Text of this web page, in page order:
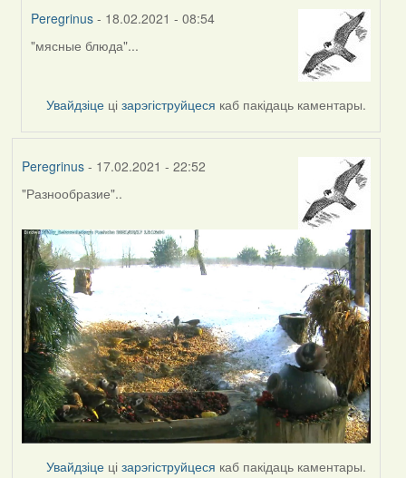
Peregrinus - 18.02.2021 - 08:54
In
vranova
"мясные блюда"...
Увайдзіце цізарэгіструйцеся каб пакідаць каментары.
Peregrinus- 17.02.2021 - 22:52
"Разнообразие"..
Увайдзіце цізарэгіструйцеся каб пакідаць каментары.